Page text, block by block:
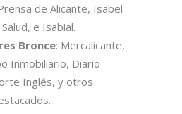
de Alicante, Isabel
e Isabial.
Bronce: Mercalicante,
Inmobiliario, Diario
Inglés, y otros